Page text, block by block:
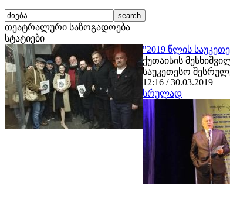
თეატრალური საზოგადოება
სტატიები
"2019 წლის
ქუთაისის
საუკეთესო
12:16 / 30.03.2019
სრულად